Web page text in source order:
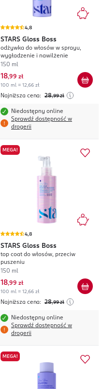
4,8
STARS Gloss Boss
odżywka do włosów w sprayu,
wygładzenie i nawilżenie
150 ml
18,99 zł
100 ml = 12,66 zł
Najniższa cena: 28,99 zł
Niedostępny online
Sprawdź dostępność w
drogerii
MEGA!
4,8
STARS Gloss Boss
top coat do włosów, przeciw
puszeniu
150 ml
18,99 zł
100 ml = 12,66 zł
Najniższa cena: 28,99 zł
Niedostępny online
Sprawdź dostępność w
drogerii
MEGA!